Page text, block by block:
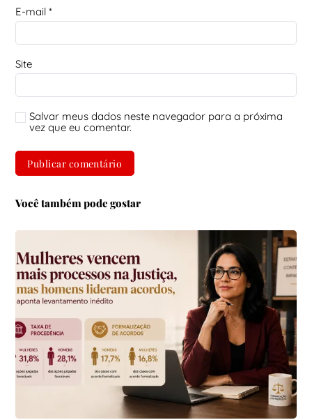
E-mail *
Site
Salvar meus dados neste navegador para a próxima
vez que eu comentar.
Você também pode gostar